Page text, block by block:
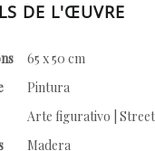
DE L'ŒUVRE
65 x 50 cm
Pintura
Arte figurativo |
Madera